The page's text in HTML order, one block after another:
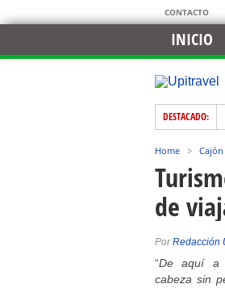
CONTACTO
INICIO
DESTACADO:
Home >
de
PorRedacción
“De aquí a
cabeza sin